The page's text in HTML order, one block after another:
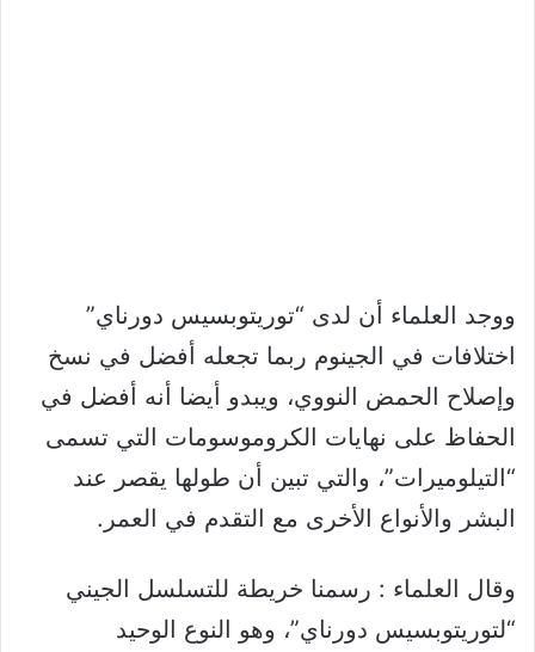
ووجد العلماء أن لدى “توريتوبسيس دورناي”
اختلافات في الجينوم ربما تجعله أفضل في نسخ
وإصلاح الحمض النووي، ويبدو أيضا أنه أفضل في
الحفاظ على نهايات الكروموسومات التي تسمى
“التيلوميرات”، والتي تبين أن طولها يقصر عند
البشر والأنواع الأخرى مع التقدم في العمر.
وقال العلماء : رسمنا خريطة للتسلسل الجيني
“لتوريتوبسيس دورناي”، وهو النوع الوحيد